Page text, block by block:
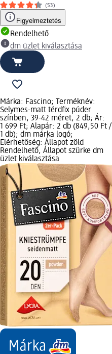
(53)
Figyelmeztetés
Rendelhető
dm üzlet kiválasztása
Márka: Fascino; Terméknév:
Selymes-matt térdfix púder
színben, 39-42 méret, 2 db; Ár:
1 699 Ft; Alapár: 2 db (849,50 Ft /
1 db); dm márka logó;
Elérhetőség: Állapot zöld
Rendelhető, Állapot szürke dm
üzlet kiválasztása